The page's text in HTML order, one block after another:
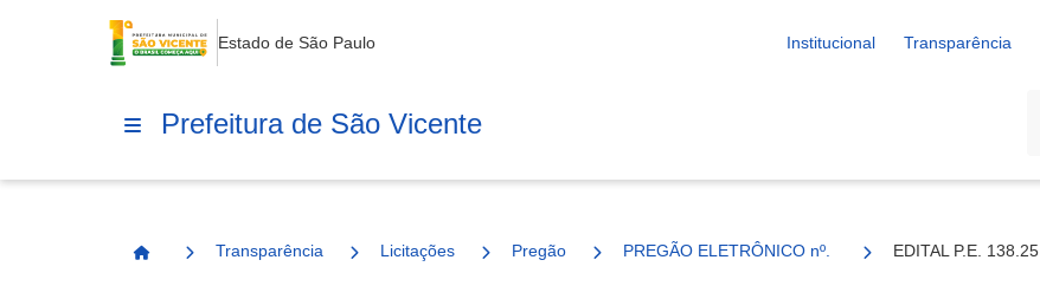
Estado de São Paulo Institucional Transparência
Prefeitura de São Vicente
Página Inicial
Transparência Licitações Pregão PREGÃO ELETRÔNICO nº. 138/2025EDITAL P.E. 138.25